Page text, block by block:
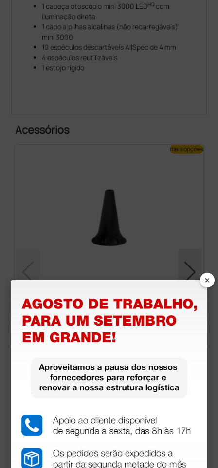
1 cabeça otoscópio mini 3000 LEDHQ com
iluminação direta
1 cabo a pilhas alcalinas (não recarregáveis)
mini 3000
10 espéculos descartáveis AllSpec de 4 mm
4 espéculos reutilizáveis
1 estojo rígido
Acessórios
Mini Espéculos descartáveis preto - Ø 2,5 mm -
100 peças
2,94 €3,38 €
100 unidades
mais opções
Produtos similares
×